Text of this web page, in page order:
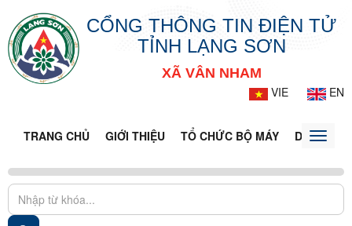
CỔNG THÔNG TIN ĐIỆN TỬ
TỈNH LẠNG SƠN
XÃ VÂN NHAM
VIE
EN
TRANG CHỦ GIỚI THIỆU TỔ CHỨC BỘ MÁY DOANH
Toggle